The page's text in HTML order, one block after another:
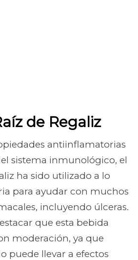
de Regaliz
antiinflamatorias
sistema inmunológico, el
ha sido utilizado a lo
para ayudar con muchos
incluyendo úlceras.
que esta bebida
moderación, ya que
puede llevar a efectos